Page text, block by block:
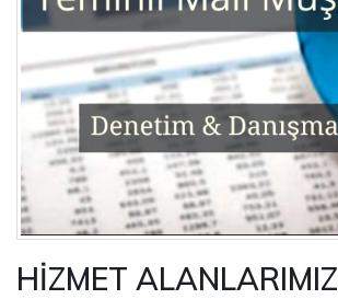
HİZMET ALANLARIMIZ